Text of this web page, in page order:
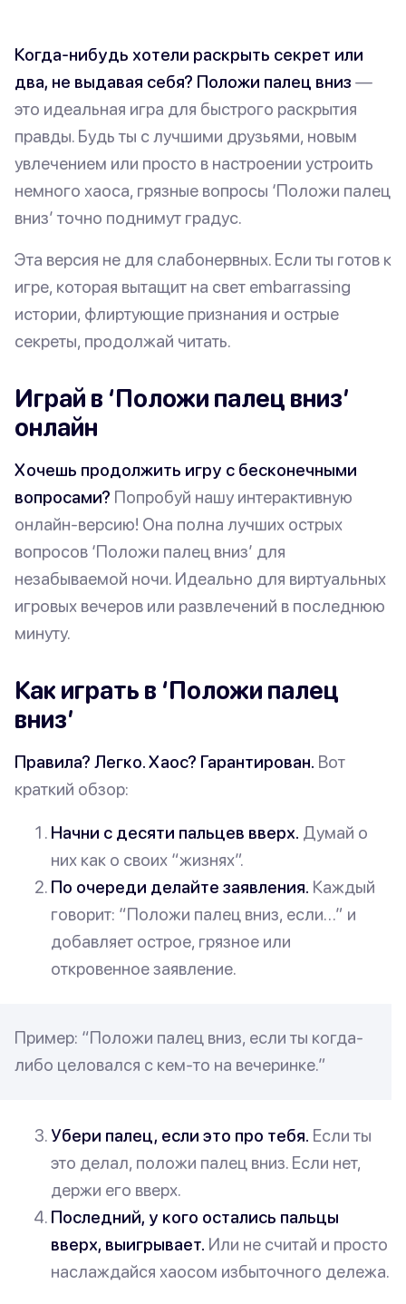
Когда-нибудь хотели раскрыть секрет или
два, не выдавая себя? Положи палец вниз —
это идеальная игра для быстрого раскрытия
правды. Будь ты с лучшими друзьями, новым
увлечением или просто в настроении устроить
немного хаоса, грязные вопросы ‘Положи палец
вниз’ точно поднимут градус.
Эта версия не для слабонервных. Если ты готов к
игре, которая вытащит на свет embarrassing
истории, флиртующие признания и острые
секреты, продолжай читать.
Играй в ‘Положи палец вниз’
онлайн
Хочешь продолжить игру с бесконечными
вопросами? Попробуй нашу интерактивную
онлайн-версию! Она полна лучших острых
вопросов ‘Положи палец вниз’ для
незабываемой ночи. Идеально для виртуальных
игровых вечеров или развлечений в последнюю
минуту.
Как играть в ‘Положи палец
вниз’
Правила? Легко. Хаос? Гарантирован. Вот
краткий обзор:
Начни с десяти пальцев вверх. Думай о
них как о своих “жизнях”.
По очереди делайте заявления. Каждый
говорит: “Положи палец вниз, если…” и
добавляет острое, грязное или
откровенное заявление.
Пример: “Положи палец вниз, если ты когда-
либо целовался с кем-то на вечеринке.”
Убери палец, если это про тебя. Если ты
это делал, положи палец вниз. Если нет,
держи его вверх.
Последний, у кого остались пальцы
вверх, выигрывает. Или не считай и просто
наслаждайся хаосом избыточного дележа.